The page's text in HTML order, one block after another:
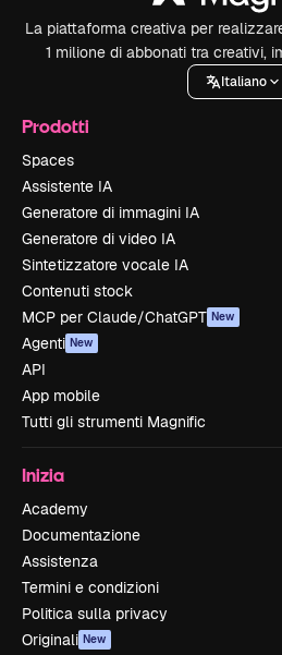
La piattaforma creativa per
1 milione di abbonati tra creativi,
Italiano
Prodotti
Spaces
Assistente IA
Generatore di immagini IA
Generatore di video IA
Sintetizzatore vocale IA
Contenuti stock
MCP per Claude/ChatGPT New
Agenti New
API
App mobile
Tutti gli strumenti Magnific
Inizia
Academy
Documentazione
Assistenza
Termini e condizioni
Politica sulla privacy
Originali New